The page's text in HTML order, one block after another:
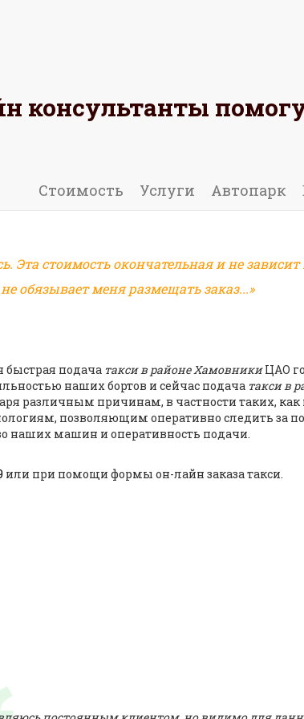
консультанты
Стоимость Услуги Автопарк
ОСТАВЬТЕ ОТЗЫВ
Эта стоимость окончательная и не
обязывает меня размещать заказ...»
быстрая подача такси в районе ХамовникиЦАО
наших бортов и сейчас подача такси в
различным причинам, в частности таких, как
позволяющим оперативно следить за
наших машин и оперативность подачи.
или при помощи формы он-лайн заказа такси.